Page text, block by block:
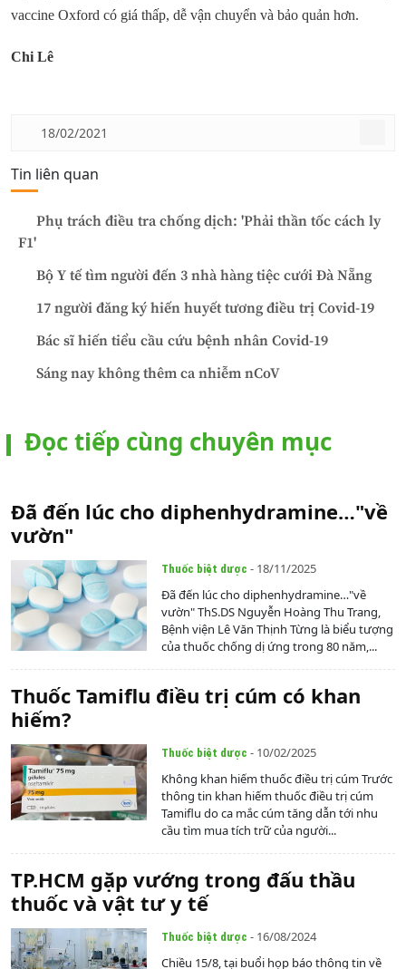
vaccine Oxford có giá thấp, dễ vận chuyển và bảo quản hơn.
Chi Lê
18/02/2021
Tin liên quan
Phụ trách điều tra chống dịch: 'Phải thần tốc cách ly
F1'
Bộ Y tế tìm người đến 3 nhà hàng tiệc cưới Đà Nẵng
17 người đăng ký hiến huyết tương điều trị Covid-19
Bác sĩ hiến tiểu cầu cứu bệnh nhân Covid-19
Sáng nay không thêm ca nhiễm nCoV
Đọc tiếp cùng chuyên mục
Đã đến lúc cho diphenhydramine…"về
vườn"
Thuốc biệt dược - 18/11/2025
Đã đến lúc cho diphenhydramine…"về
vườn" ThS.DS Nguyễn Hoàng Thu Trang,
Bệnh viện Lê Văn Thịnh Từng là biểu tượng
của thuốc chống dị ứng trong 80 năm,...
Thuốc Tamiflu điều trị cúm có khan
hiếm?
Thuốc biệt dược - 10/02/2025
Không khan hiếm thuốc điều trị cúm Trước
thông tin khan hiếm thuốc điều trị cúm
Tamiflu do ca mắc cúm tăng dẫn tới nhu
cầu tìm mua tích trữ của người...
TP.HCM gặp vướng trong đấu thầu
thuốc và vật tư y tế
Thuốc biệt dược - 16/08/2024
Chiều 15/8, tại buổi họp báo thông tin về